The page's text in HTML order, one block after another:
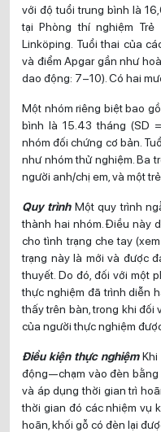
với độ tuổi trung bình là
tại Phòng thí nghiệm
Linköping. Tuổi thai của
và điểm Apgar gần như
dao động: 7–10). Có hai
Một nhóm riêng biệt bao
bình là 15.43 tháng (SD
nhóm đối chứng cơ bản.
như nhóm thử nghiệm. Ba
người anh/chị em, và một
Quy trình Một quy trình
thành hai nhóm. Điều này
cho tình trạng che tay
trạng này là mới và được
thuyết. Do đó, đối với một
thực nghiệm đã trình diễn
thấy trên bàn, trong khi đối
của người thực nghiệm
Điều kiện thực nghiệmKhi
động—chạm vào đèn
và áp dụng thời gian trì
thời gian đó các nhiệm vụ
hoãn, khối gỗ có đèn lại